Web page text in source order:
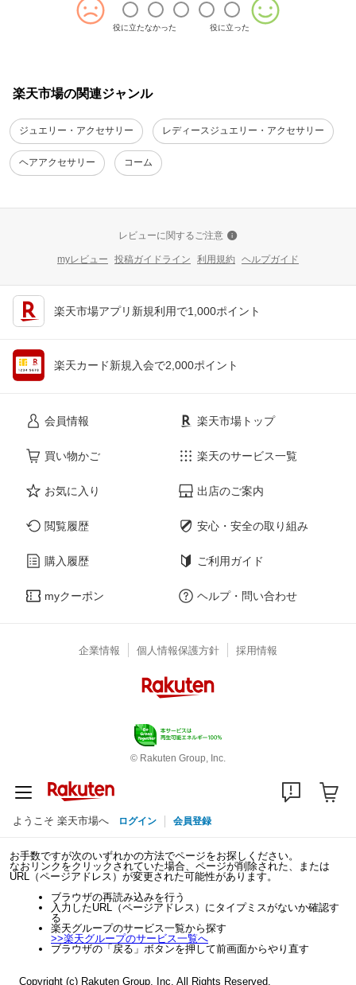
役に立たなかった 役に立った
楽天市場の関連ジャンル
ジュエリー・アクセサリー レディースジュエリー・アクセサリー
ヘアアクセサリー コーム
レビューに関するご注意
myレビュー 投稿ガイドライン 利用規約 ヘルプガイド
楽天市場アプリ新規利用で1,000ポイント
楽天カード新規入会で2,000ポイント
会員情報
買い物かご
お気に入り
閲覧履歴
購入履歴
myクーポン
楽天市場トップ
楽天のサービス一覧
出店のご案内
安心・安全の取り組み
ご利用ガイド
ヘルプ・問い合わせ
企業情報 個人情報保護方針 採用情報
© Rakuten Group, Inc.
ようこそ 楽天市場へ ログイン 会員登録
お手数ですが次のいずれかの方法でページをお探しください。
なおリンクをクリックされていた場合、ページが削除された、または
URL（ページアドレス）が変更された可能性があります。
ブラウザの再読み込みを行う
入力したURL（ページアドレス）にタイプミスがないか確認す
る
楽天グループのサービス一覧から探す
>>楽天グループのサービス一覧へ
ブラウザの「戻る」ボタンを押して前画面からやり直す
Copyright (c) Rakuten Group, Inc. All Rights Reserved.